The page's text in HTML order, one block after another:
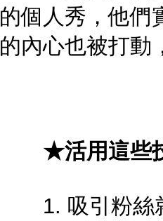
的個人秀，他們
的內心也被打動
★活用這些技
1. 吸引粉絲